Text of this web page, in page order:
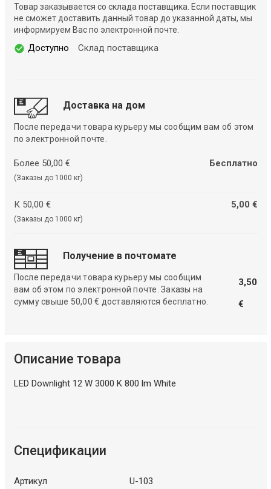
Товар заказывается со склада поставщика. Если поставщик
не сможет доставить данный товар до указанной даты, мы
информируем Вас по электронной почте.
Доступно Склад поставщика
Доставка на дом
После передачи товара курьеру мы сообщим вам об этом
по электронной почте.
Более 50,00 €
(Заказы до 1000 кг)
Бесплатно
К 50,00 €
(Заказы до 1000 кг)
5,00 €
Получение в почтомате
После передачи товара курьеру мы сообщим
вам об этом по электронной почте. Заказы на
сумму свыше 50,00 € доставляются бесплатно.
3,50
€
Описание товара
LED Downlight 12 W 3000 K 800 lm White
Спецификации
Артикул U-103